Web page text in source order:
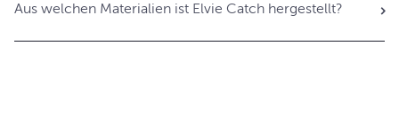
Aus welchen Materialien ist Elvie Catch hergestellt?